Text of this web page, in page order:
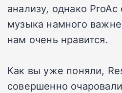
анализу, однако ProAc
музыка намного
нам очень нравится.
Как вы уже поняли,
совершенно